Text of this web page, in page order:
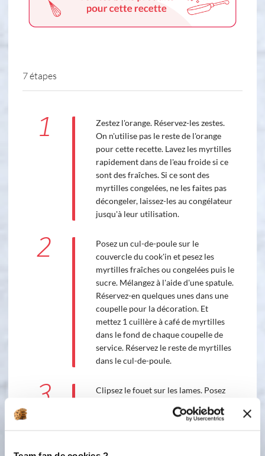
7 étapes
1
Zestez l'orange. Réservez-les zestes.
On n'utilise pas le reste de l'orange
pour cette recette. Lavez les myrtilles
rapidement dans de l'eau froide si ce
sont des fraîches. Si ce sont des
myrtilles congelées, ne les faites pas
décongeler, laissez-les au congélateur
jusqu'à leur utilisation.
2
Posez un cul-de-poule sur le
couvercle du cook'in et pesez les
myrtilles fraîches ou congelées puis le
sucre. Mélangez à l'aide d'une spatule.
Réservez-en quelques unes dans une
coupelle pour la décoration. Et
mettez 1 cuillère à café de myrtilles
dans le fond de chaque coupelle de
service. Réservez le reste de myrtilles
dans le cul-de-poule.
3
Clipsez le fouet sur les lames. Posez
cook'in et pesez le sucre. Réservez-le.